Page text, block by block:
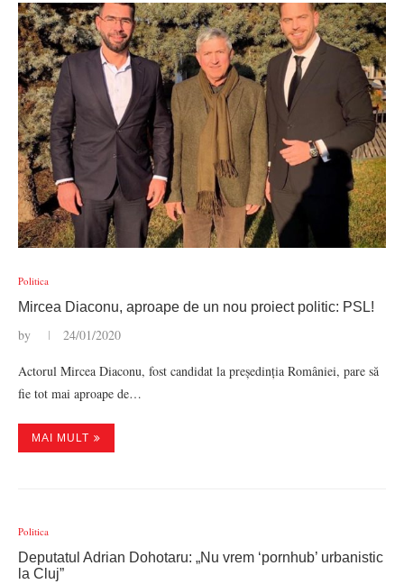
Politica
Mircea Diaconu, aproape de un nou proiect politic: PSL!
by 24/01/2020
Actorul Mircea Diaconu, fost candidat la președinția României, pare să
fie tot mai aproape de…
MAI MULT
Politica
Deputatul Adrian Dohotaru: „Nu vrem ‘pornhub’ urbanistic
la Cluj”